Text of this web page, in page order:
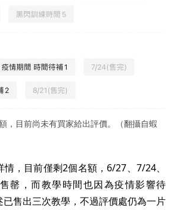
，目前尚未有買家給出評價。（翻攝自蝦
，目前僅剩2個名額，6/27、7/24、
罄，而教學時間也因為疫情影響待
售出三次教學，不過評價處仍為一片